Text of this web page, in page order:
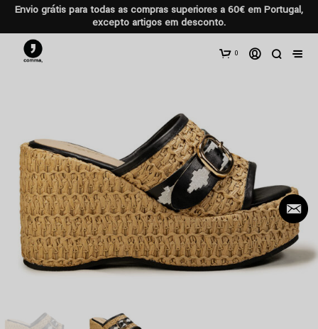
Envio grátis para todas as compras superiores a 60€ em Portugal,
excepto artigos em desconto.
0